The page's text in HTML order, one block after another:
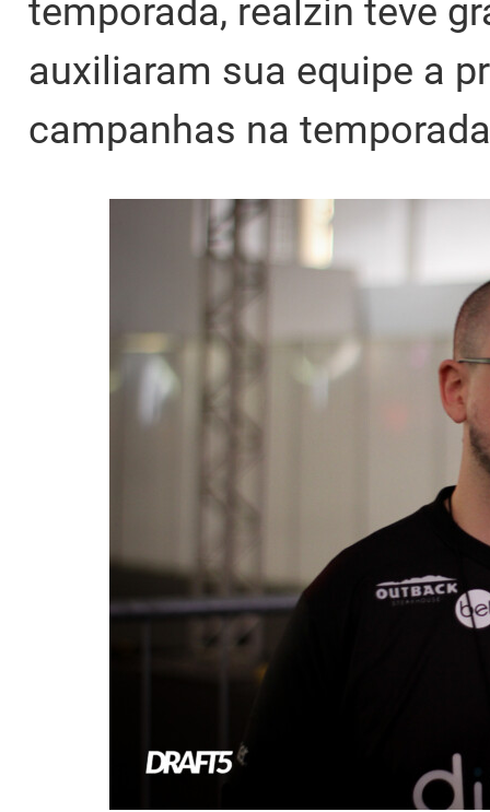
temporada, realzin teve
auxiliaram sua equipe a
campanhas na